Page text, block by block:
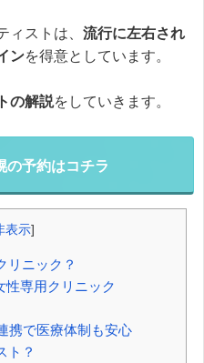
ィストは、 流行に左右され
ンを得意としています。
の解説をしていきます。
の予約はコチラ
表示]
リニック？
性専用クリニック
携で医療体制も安心
ト？